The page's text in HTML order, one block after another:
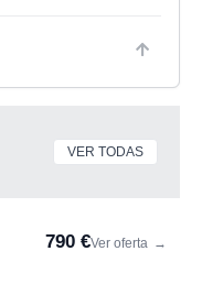
VER TODAS
790 €Ver oferta →